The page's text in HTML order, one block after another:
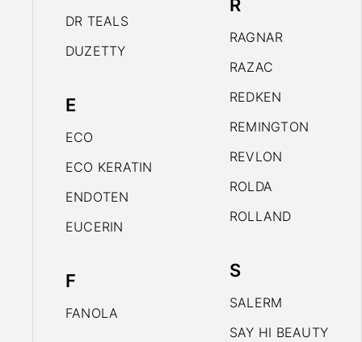
DR TEALS
DUZETTY
E
ECO
ECO KERATIN
ENDOTEN
EUCERIN
F
FANOLA
R
RAGNAR
RAZAC
REDKEN
REMINGTON
REVLON
ROLDA
ROLLAND
S
SALERM
SAY HI BEAUTY